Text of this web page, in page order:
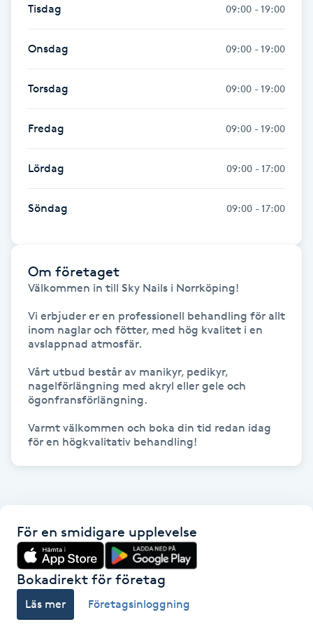
Hollywood Peel
Hot Stone Massage
Hudföryngring
Hudvård
Hyaluronsyra
Hyperhidros
Hårborttagning
Hårförlängning
Hårvård
Hälsa
Tisdag 09:00 - 19:00
Onsdag 09:00 - 19:00
Torsdag 09:00 - 19:00
Fredag 09:00 - 19:00
Lördag 09:00 - 17:00
Söndag 09:00 - 17:00
Om företaget
Välkommen in till Sky Nails i Norrköping!
Vi erbjuder er en professionell behandling för allt
inom naglar och fötter, med hög kvalitet i en
avslappnad atmosfär.
Vårt utbud består av manikyr, pedikyr,
nagelförlängning med akryl eller gele och
ögonfransförlängning.
Varmt välkommen och boka din tid redan idag
för en högkvalitativ behandling!
För en smidigare upplevelse
Bokadirekt för företag
Läs mer Företagsinloggning